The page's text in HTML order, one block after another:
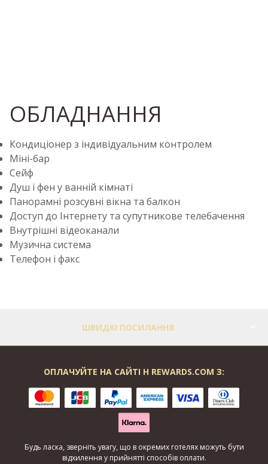
ОБЛАДНАННЯ
Кондиціонер з індивідуальним контролем
Міні-бар
Сейф
Душ і фен у ванній кімнаті
Панорамні розсувні вікна та балкон
Доступ до Інтернету та супутникове телебачення
Внутрішні відеоканали
Музична система
Телефон і факс
ШВИДКІ ПОСИЛАННЯ
ОПЛАЧУЙТЕ НА САЙТІ H REWARDS.COM З:
Будь ласка, зверніть увагу, що в окремих готелях можуть бути
відхилення у прийнятті способів оплати.